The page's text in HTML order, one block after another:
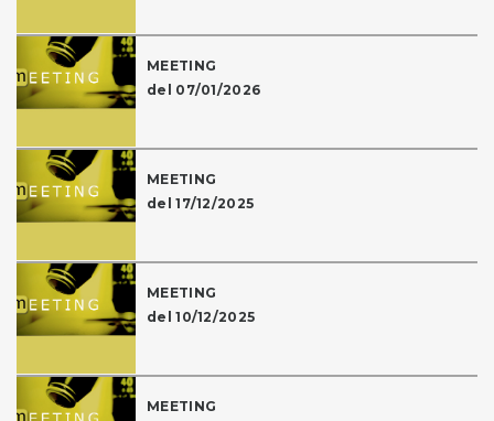
MEETING
del 07/01/2026
MEETING
del 17/12/2025
MEETING
del 10/12/2025
MEETING